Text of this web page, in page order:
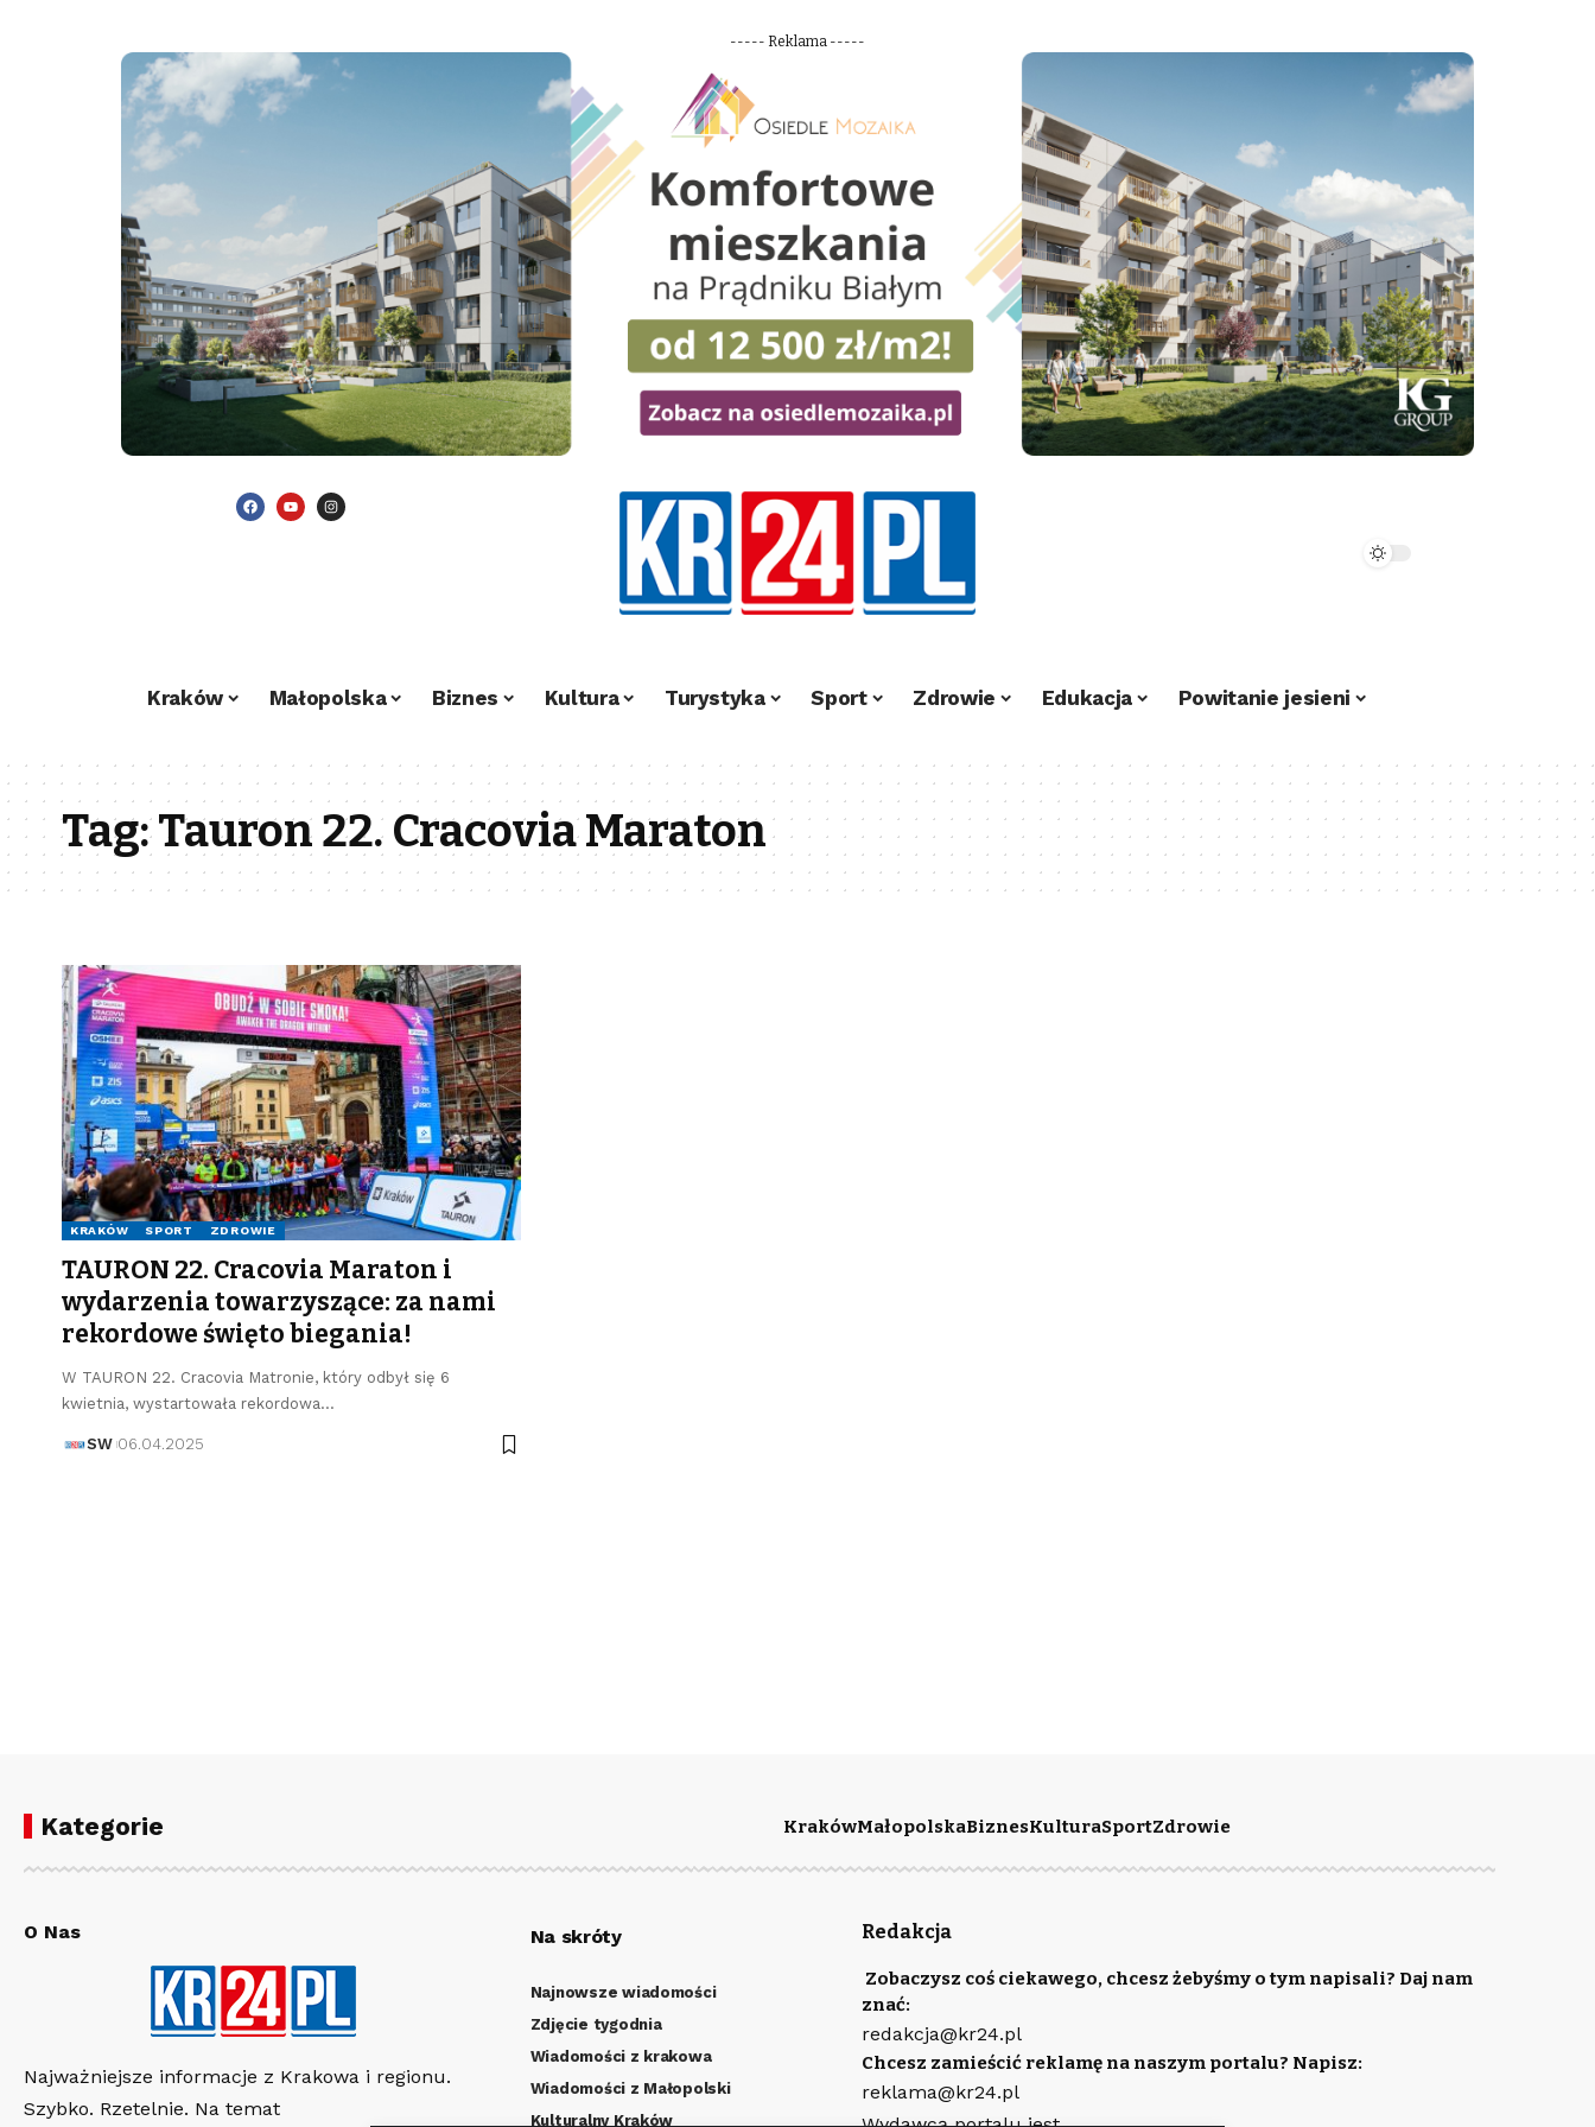
----- Reklama -----
Kraków Małopolska Biznes Kultura Turystyka Sport Zdrowie Edukacja Powitanie jesieni
Tag:Tauron 22. Cracovia Maraton
KRAKÓW SPORT ZDROWIE
TAURON 22. Cracovia Maraton i
wydarzenia towarzyszące: za nami
rekordowe święto biegania!
W TAURON 22. Cracovia Matronie, który odbył się 6
kwietnia, wystartowała rekordowa…
SW 06.04.2025
Kategorie KrakówMałopolskaBiznesKulturaSportZdrowie
O Nas
Najważniejsze informacje z Krakowa i regionu.
Szybko. Rzetelnie. Na temat
Na skróty
Najnowsze wiadomości
Zdjęcie tygodnia
Wiadomości z krakowa
Wiadomości z Małopolski
Kulturalny Kraków
Redakcja
Zobaczysz coś ciekawego, chcesz żebyśmy o tym napisali? Daj nam
znać:
redakcja@kr24.pl
Chcesz zamieścić reklamę na naszym portalu? Napisz:
reklama@kr24.pl